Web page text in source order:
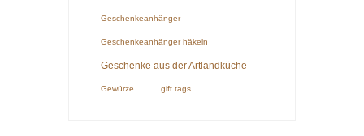
Geschenkeanhänger
Geschenkeanhänger häkeln
Geschenke aus der Artlandküche
Gewürze gift tags